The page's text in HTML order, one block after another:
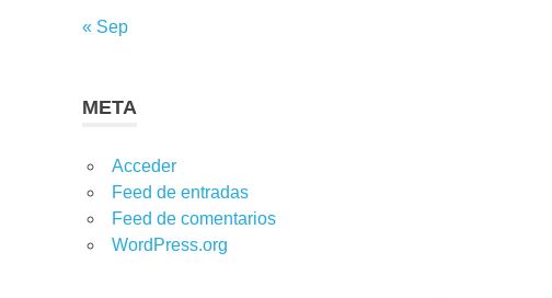
« Sep
META
Acceder
Feed de entradas
Feed de comentarios
WordPress.org